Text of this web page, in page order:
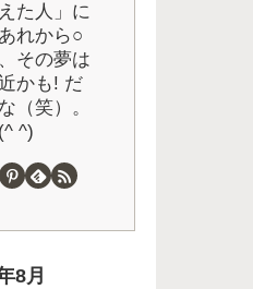
た人」に
れから○
その夢は
かも! だ
（笑）。
^)
8月